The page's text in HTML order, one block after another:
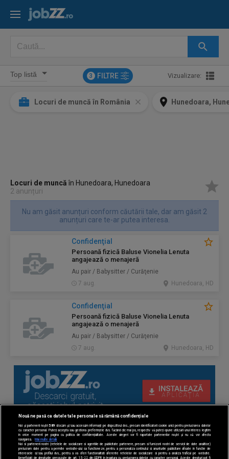
3 FILTRE Vizualizare:
Locuri de muncă în România Hunedoara,
Locuri de muncăîn Hunedoara, Hunedoara
2 anunțuri
Nu am găsit anunțuri conform căutării tale, dar am găsit 2
anunțuri care te-ar putea interesa.
Confidenţial
Persoană fizică Baluse Vionelia Lenuta
angajează o menajeră
Au pair / Babysitter / Curăţenie
7 aug.
Hunedoara, HD
Confidenţial
Persoană fizică Baluse Vionelia Lenuta
angajează o menajeră
Au pair / Babysitter / Curăţenie
7 aug.
Hunedoara, HD
Nouă ne pasă ca datele tale personale să rămână confidențiale
Noi și partenerii noștri 589 stocăm și/sau accesăm informații pe dispozitivul dvs., precum identificatorii cookie unici pentru prelucrarea datelor
cu caracter personal. Puteți accepta sau gestiona preferințele dvs. făcând clic mai jos, respectiv vă puteți opune utilizării unui interes legitim
în orice moment pe pagina cu politica de confidențialitate. Aceste alegeri vor fi raportate partenerilor noștri și nu vă vor afecta
navigarea.
Mai multe detalii
Noi si partenerii nostri (retelele de socializare si agentiile de publicitate partenere, precum si furnizorii nostri de servicii de date analitice)
prelucram date pentru a permite website-ului sa functioneze, pentru a personaliza continutul si anunturile publicitare afisate in functie de
interesele si/sau profilul dvs., pentru a va oferi functionalitati aferente retelelor de socializare si pentru a analiza traficul pe website.
Beneficiati de drepturile prevazute de art. 15-22 din GDPR in legatura cu prelucrarea datelor cu caracter personal. Aceste drepturi pot fi